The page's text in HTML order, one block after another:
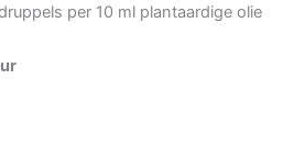
per 10 ml plantaardige olie